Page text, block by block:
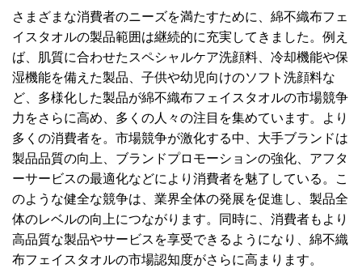
さまざまな消費者のニーズを満たすために、綿不織布フェ
イスタオルの製品範囲は継続的に充実してきました。例え
ば、肌質に合わせたスペシャルケア洗顔料、冷却機能や保
湿機能を備えた製品、子供や幼児向けのソフト洗顔料な
ど、多様化した製品が綿不織布フェイスタオルの市場競争
力をさらに高め、多くの人々の注目を集めています。より
多くの消費者を。市場競争が激化する中、大手ブランドは
製品品質の向上、ブランドプロモーションの強化、アフタ
ーサービスの最適化などにより消費者を魅了している。こ
のような健全な競争は、業界全体の発展を促進し、製品全
体のレベルの向上につながります。同時に、消費者もより
高品質な製品やサービスを享受できるようになり、綿不織
布フェイスタオルの市場認知度がさらに高まります。